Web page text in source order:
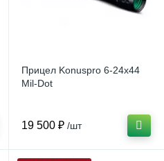
Прицел Konuspro 6-24x44
Mil-Dot
19 500 ₽ /шт